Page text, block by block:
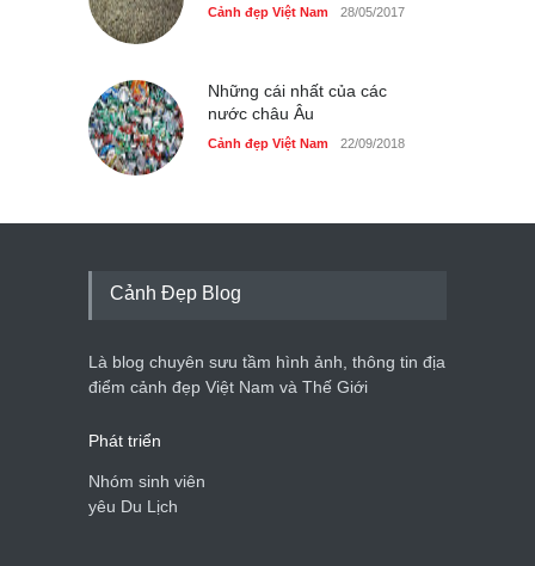
Cảnh đẹp Việt Nam 28/05/2017
Những cái nhất của các
nước châu Âu
Cảnh đẹp Việt Nam 22/09/2018
Cảnh Đẹp Blog
Là blog chuyên sưu tầm hình ảnh, thông tin địa
điểm cảnh đẹp Việt Nam và Thế Giới
Phát triển
Nhóm sinh viên
yêu Du Lịch